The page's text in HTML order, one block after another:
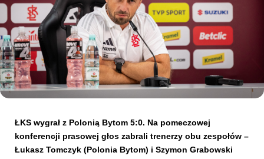
Biznes
Dla mediów
Kibice
ŁKS wygrał z Polonią Bytom 5:0. Na pomeczowej
konferencji prasowej głos zabrali trenerzy obu zespołów –
Łukasz Tomczyk (Polonia Bytom) i Szymon Grabowski